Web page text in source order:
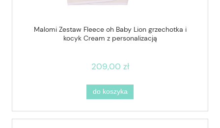
Malomi Zestaw Fleece oh Baby Lion grzechotka i
kocyk Cream z personalizacją
209,00 zł
do koszyka